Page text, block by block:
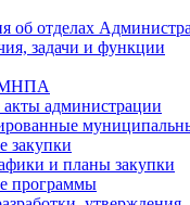
об отделах
задачи и функции
МНПА
администрации
закупки
и планы закупки
программы